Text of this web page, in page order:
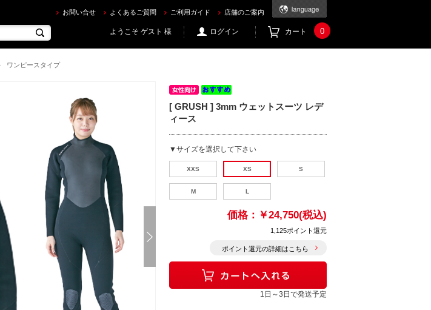
買うならec.mic21.comお問い合せ よくあるご質問 ご利用ガイド 店舗のご案内
ようこそ ゲスト 様 ログイン カート 0
ワンピースタイプ
[ GRUSH ] 3mm ウェットスーツ レデ
ィース
▼サイズを選択して下さい
XXS XS S
M L
価格： ￥24,750(税込)
1,125ポイント還元
ポイント還元の詳細はこちら
1日～3日で発送予定